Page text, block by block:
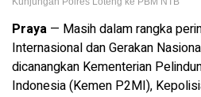
Praya — Masih dalam rangka
Internasional dan Gerakan
dicanangkan Kementerian
Indonesia (Kemen P2MI),